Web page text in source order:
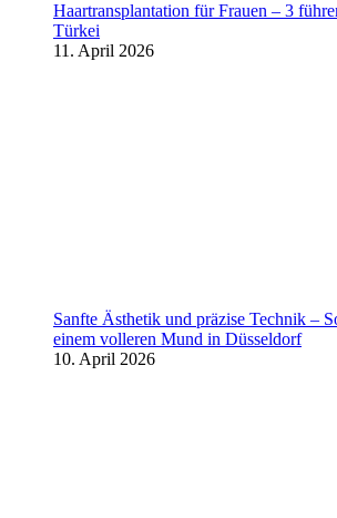
Haartransplantation für Frauen – 3
Türkei
11. April 2026
Sanfte Ästhetik und präzise Technik –
einem volleren Mund in Düsseldorf
10. April 2026